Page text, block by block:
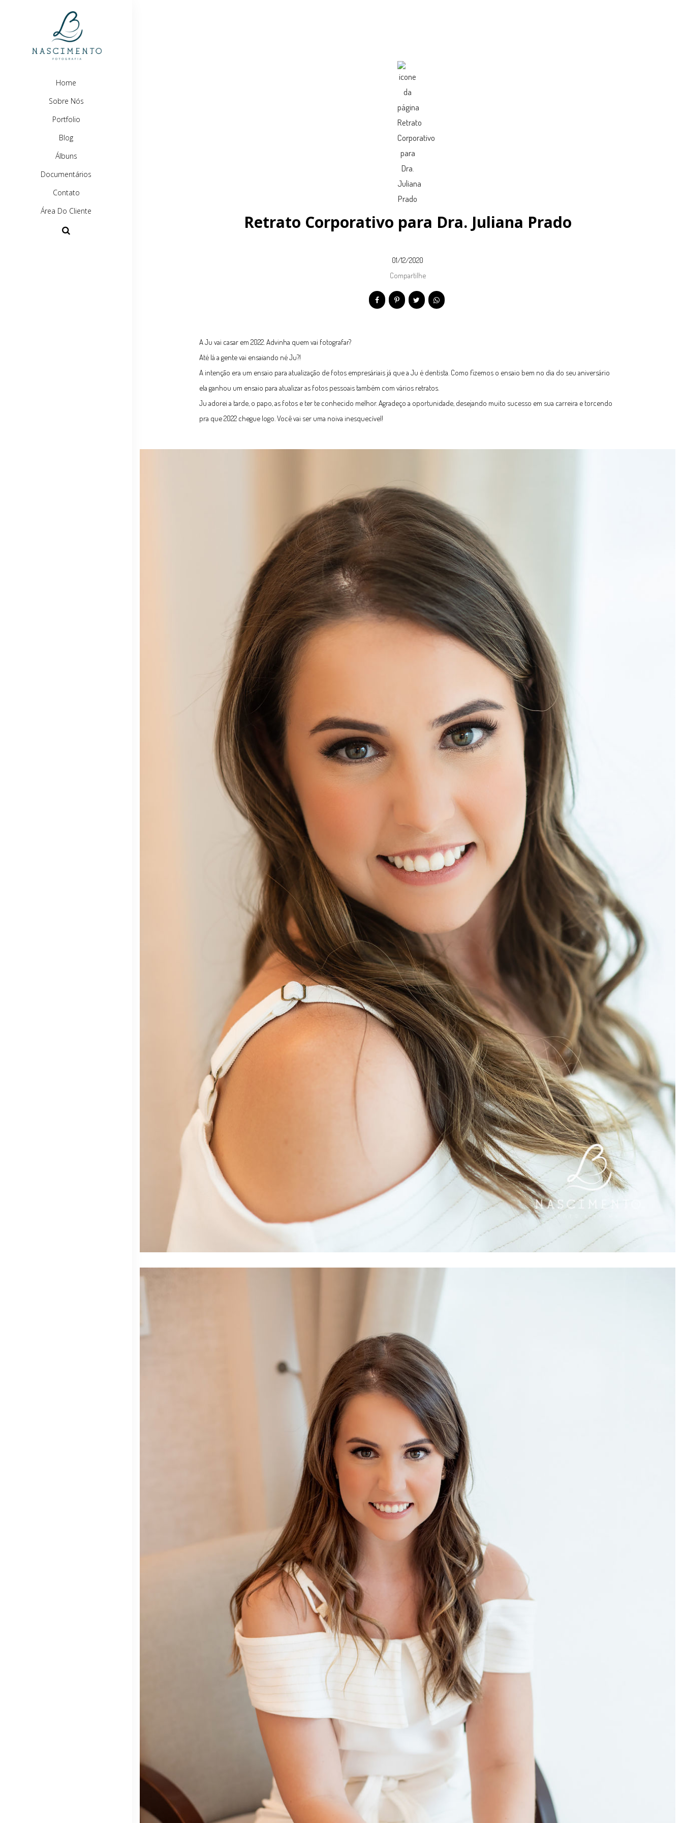
Home
Sobre Nós
Portfolio
Blog
Álbuns
Documentários
Contato
Área Do Cliente
Retrato Corporativo para Dra. Juliana Prado
01/12/2020
Compartilhe
A Ju vai casar em 2022. Advinha quem vai fotografar?
Até lá a gente vai ensaiando né Ju?!
A intenção era um ensaio para atualização de fotos empresáriais já que a Ju é dentista. Como fizemos o ensaio bem no dia do seu aniversário
ela ganhou um ensaio para atualizar as fotos pessoais também com vários retratos.
Ju adorei a tarde, o papo, as fotos e ter te conhecido melhor. Agradeço a oportunidade, desejando muito sucesso em sua carreira e torcendo
pra que 2022 chegue logo. Você vai ser uma noiva inesquecível!